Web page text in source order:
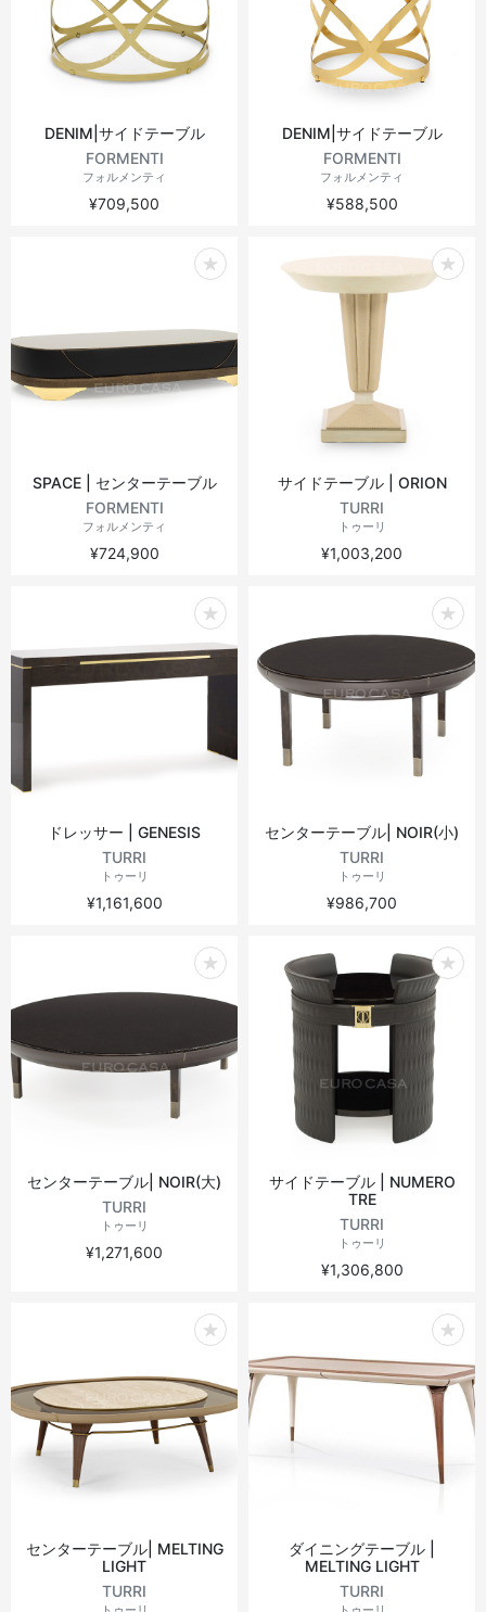
DENIM|サイドテーブル
FORMENTI
フォルメンティ
¥709,500
DENIM|サイドテーブル
FORMENTI
フォルメンティ
¥588,500
SPACE | センターテーブル
FORMENTI
フォルメンティ
¥724,900
サイドテーブル | ORION
TURRI
トゥーリ
¥1,003,200
ドレッサー | GENESIS
TURRI
トゥーリ
¥1,161,600
センターテーブル| NOIR(小)
TURRI
トゥーリ
¥986,700
センターテーブル| NOIR(大)
TURRI
トゥーリ
¥1,271,600
サイドテーブル | NUMERO
TRE
TURRI
トゥーリ
¥1,306,800
センターテーブル| MELTING
LIGHT
TURRI
ダイニングテーブル |
MELTING LIGHT
TURRI